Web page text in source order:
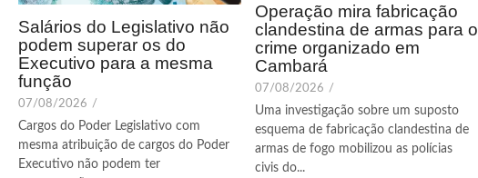
Salários do Legislativo não
podem superar os do
Executivo para a mesma
função
07/08/2026 /
Cargos do Poder Legislativo com
mesma atribuição de cargos do Poder
Executivo não podem ter
Operação mira fabricação
clandestina de armas para o
crime organizado em
Cambará
07/08/2026 /
Uma investigação sobre um suposto
esquema de fabricação clandestina de
armas de fogo mobilizou as polícias
civis do...